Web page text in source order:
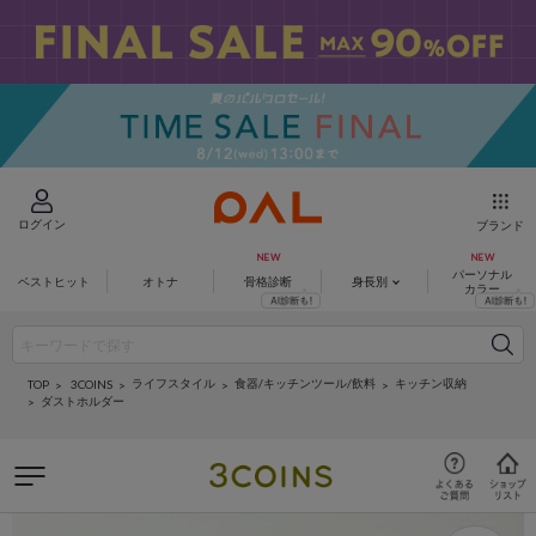
ログイン ブランド
ベストヒット オトナ 骨格診断 身長別
パーソナル
カラー
TOP 3COINS ライフスタイル 食器/キッチンツール/飲料
キッチン収納
ダストホルダー